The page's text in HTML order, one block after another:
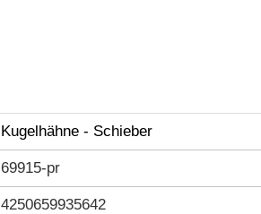
Kugelhähne - Schieber
69915-pr
4250659935642